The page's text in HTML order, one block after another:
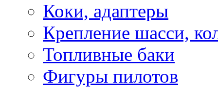
Коки, адаптеры
Крепление шасси,
Топливные баки
Фигуры пилотов